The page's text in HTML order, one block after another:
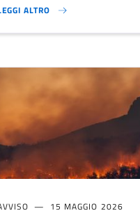
DEL GIORNO.}
ALTRO DELLE SIEPI,
15 MAGGIO 2026